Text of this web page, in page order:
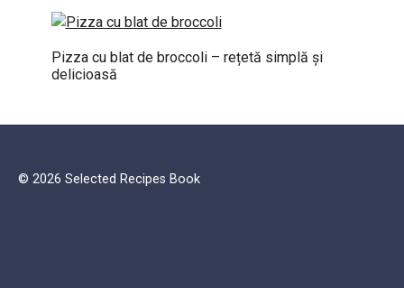
Pizza cu blat de broccoli – rețetă simplă și
delicioasă
© 2026 Selected Recipes Book